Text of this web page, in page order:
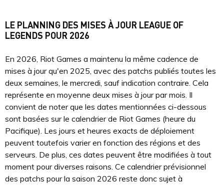
LE PLANNING DES MISES À JOUR LEAGUE OF
LEGENDS POUR 2026
En 2026, Riot Games a maintenu la même cadence de
mises à jour qu'en 2025, avec des patchs publiés toutes les
deux semaines, le mercredi, sauf indication contraire. Cela
représente en moyenne deux mises à jour par mois. Il
convient de noter que les dates mentionnées ci-dessous
sont basées sur le calendrier de Riot Games (heure du
Pacifique). Les jours et heures exacts de déploiement
peuvent toutefois varier en fonction des régions et des
serveurs. De plus, ces dates peuvent être modifiées à tout
moment pour diverses raisons. Ce calendrier prévisionnel
des patchs pour la saison 2026 reste donc sujet à